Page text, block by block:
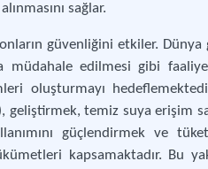
sağlar.
güvenliğini etkiler. Dünya
müdahale edilmesi gibi
oluşturmayı
geliştirmek, temiz suya erişim
güçlendirmek ve
kapsamaktadır. Bu